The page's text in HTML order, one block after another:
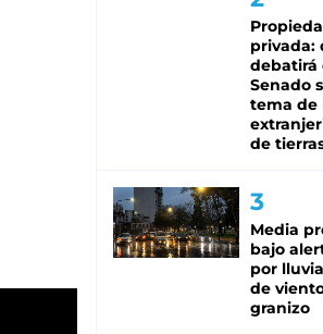
privada:
debatirá
Senado
tema de
de
Media
bajo
por
de
granizo